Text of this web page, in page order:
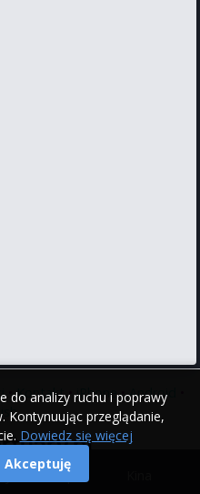
do analizy ruchu i poprawy
Kontynuując przeglądanie,
Dowiedz się więcej
Akceptuję
|
•Kontakt•iPhone•Android